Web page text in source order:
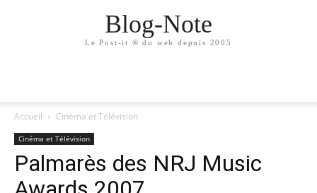
Blog-Note
Le Post-it ® du web depuis 2005
Accueil Cinéma et Télévision
Cinéma et Télévision
Palmarès des NRJ Music